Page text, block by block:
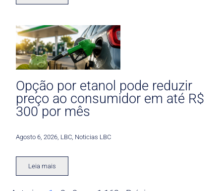
Opção por etanol pode reduzir
preço ao consumidor em até R$
300 por mês
Agosto 6, 2026 LBC Noticias LBC
Leia mais